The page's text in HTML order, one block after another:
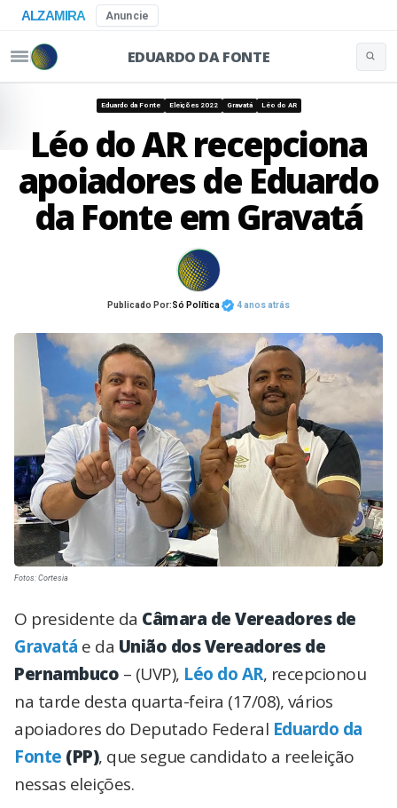
ALZAMIRA Anuncie
EDUARDO DA FONTE
Eduardo da Fonte Eleições 2022 Gravatá Léo do AR
Léo do AR recepciona
apoiadores de Eduardo
da Fonte em Gravatá
Publicado Por:Só Política 4 anos atrás
Fotos: Cortesia
O presidente da Câmara de Vereadores de
Gravatá e da União dos Vereadores de
Pernambuco – (UVP), Léo do AR, recepcionou
na tarde desta quarta-feira (17/08), vários
apoiadores do Deputado Federal Eduardo da
Fonte (PP), que segue candidato a reeleição
nessas eleições.